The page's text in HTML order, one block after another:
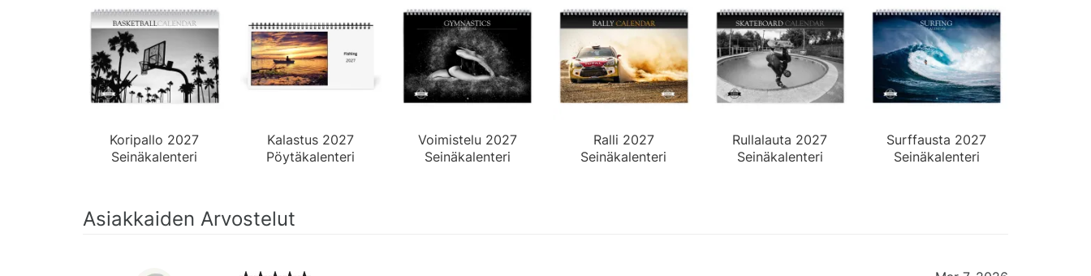
Koripallo 2027
Seinäkalenteri
Kalastus 2027
Pöytäkalenteri
Voimistelu 2027
Seinäkalenteri
Ralli 2027
Seinäkalenteri
Rullalauta 2027
Seinäkalenteri
Surffausta 2027
Seinäkalenteri
Asiakkaiden Arvostelut